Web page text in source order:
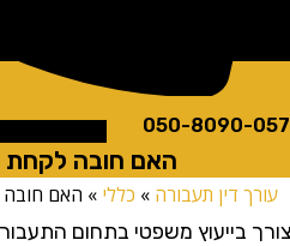
050-
האם חובה לקחת
דין תעבורה»כללי»האם חובה
משפטי בתחום התעבורה